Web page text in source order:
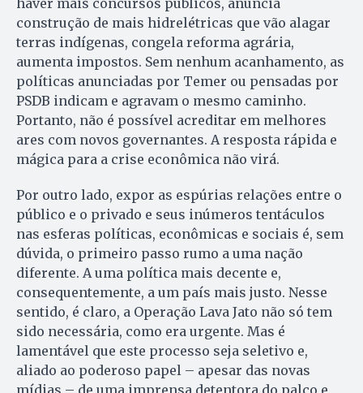
haver mais concursos públicos, anuncia
construção de mais hidrelétricas que vão alagar
terras indígenas, congela reforma agrária,
aumenta impostos. Sem nenhum acanhamento, as
políticas anunciadas por Temer ou pensadas por
PSDB indicam e agravam o mesmo caminho.
Portanto, não é possível acreditar em melhores
ares com novos governantes. A resposta rápida e
mágica para a crise econômica não virá.
Por outro lado, expor as espúrias relações entre o
público e o privado e seus inúmeros tentáculos
nas esferas políticas, econômicas e sociais é, sem
dúvida, o primeiro passo rumo a uma nação
diferente. A uma política mais decente e,
consequentemente, a um país mais justo. Nesse
sentido, é claro, a Operação Lava Jato não só tem
sido necessária, como era urgente. Mas é
lamentável que este processo seja seletivo e,
aliado ao poderoso papel – apesar das novas